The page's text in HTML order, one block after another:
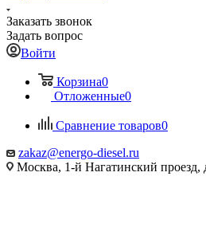
Заказать звонок
Задать вопрос
Войти
Корзина0
Отложенные0
Сравнение товаров0
zakaz@energo-diesel.ru
Москва, 1-й Нагатинский проезд,